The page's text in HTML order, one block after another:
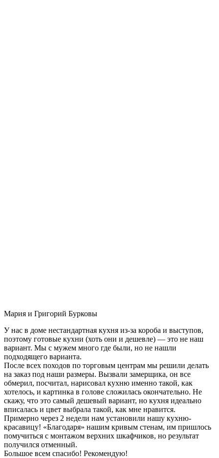
Мария и Григорий Бурковы
У нас в доме нестандартная кухня из-за короба и выступов,
поэтому готовые кухни (хоть они и дешевле) — это не наш
вариант. Мы с мужем много где были, но не нашли
подходящего варианта.
После всех походов по торговым центрам мы решили делать
на заказ под наши размеры. Вызвали замерщика, он все
обмерил, посчитал, нарисовал кухню именно такой, как
хотелось, и картинка в голове сложилась окончательно. Не
скажу, что это самый дешевый вариант, но кухня идеально
вписалась и цвет выбрала такой, как мне нравится.
Примерно через 2 недели нам установили нашу кухню-
красавицу! «Благодаря» нашим кривым стенам, им пришлось
помучиться с монтажом верхних шкафчиков, но результат
получился отменный.
Большое всем спасибо! Рекомендую!